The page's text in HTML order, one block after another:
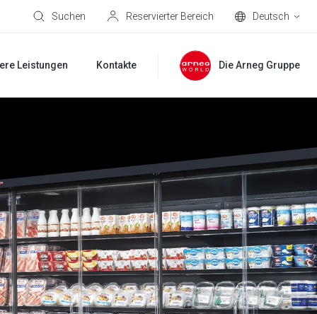
Suchen Reservierter Bereich Deutsch
Leistungen Kontakte Die Arneg Gruppe